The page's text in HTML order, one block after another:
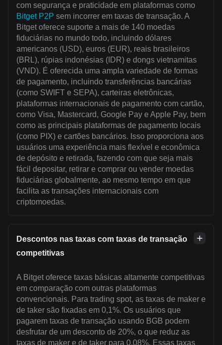
com segurança e praticidade em plataformas como
Bitget P2P sem incorrer em taxas de transação. A
Bitget oferece suporte a mais de 140 moedas
fiduciárias no mundo todo, incluindo dólares
americanos (USD), euros (EUR), reais brasileiros
(BRL), rúpias indonésias (IDR) e dongs vietnamitas
(VND). É oferecida uma ampla variedade de formas
de pagamento, incluindo transferências bancárias
(como SWIFT e SEPA), carteiras eletrônicas,
plataformas internacionais de pagamento com cartão,
como Visa, Mastercard, Google Pay e Apple Pay, bem
como as principais plataformas de pagamento locais
(como PIX) e cartões bancários. Isso proporciona aos
usuários uma experiência mais flexível e econômica
de depósito e retirada, fazendo com que seja mais
fácil depositar, retirar e comprar ou vender moedas
fiduciárias globalmente, ao mesmo tempo em que
facilita as transações internacionais com
criptomoedas.
Descontos nas taxas com taxas de transação
competitivas
A Bitget oferece taxas básicas altamente competitivas
em comparação com outras plataformas
convencionais. Para trading spot, as taxas de maker e
de taker são fixadas em 0,1%. Os usuários que
pagarem taxas de transação usando BGB podem
desfrutar de um desconto de 20%, o que reduz as
taxas de maker e de taker para 0,08%. Essas taxas